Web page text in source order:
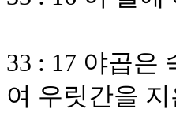
33 : 17 야곱은
여 우릿간을